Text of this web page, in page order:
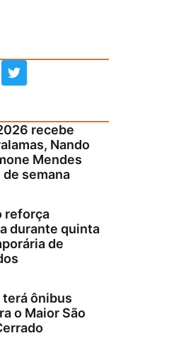
recebe
Nando
Mendes
semana
reforça
durante quinta
de
terá ônibus
o Maior São